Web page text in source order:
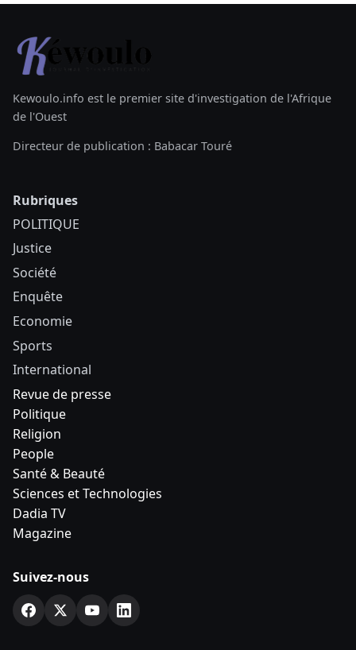
Kewoulo.info est le premier site d'investigation de l'Afrique
de l'Ouest
Directeur de publication : Babacar Touré
Rubriques
POLITIQUE
Justice
Société
Enquête
Economie
Sports
International
Revue de presse
Politique
Religion
People
Santé & Beauté
Sciences et Technologies
Dadia TV
Magazine
Suivez-nous